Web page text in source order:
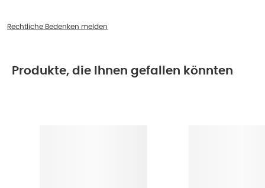
Rechtliche Bedenken melden
Produkte, die Ihnen gefallen könnten